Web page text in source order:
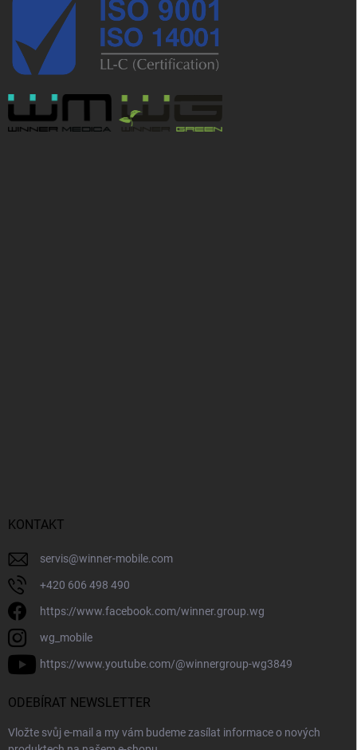
KONTAKT
servis@winner-mobile.com
+420 606 498 490
https://www.facebook.com/winner.group.wg
wg_mobile
https://www.youtube.com/@winnergroup-wg3849
ODEBÍRAT NEWSLETTER
Vložte svůj e-mail a my vám budeme zasílat informace o nových